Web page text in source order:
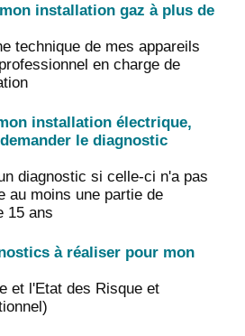
installation gaz à plus de
technique de mes appareils
en charge de
installation électrique,
le diagnostic
diagnostic si celle-ci n'a pas
au moins une partie de
15 ans
à réaliser pour mon
et l'Etat des Risque et